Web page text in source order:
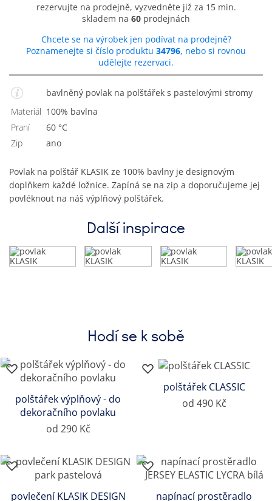
rezervujte na prodejně, vyzvedněte již za 15 min.
skladem na 60 prodejnách
Chcete se na výrobek jen podívat na prodejně?
Poznamenejte si číslo produktu 34796, nebo si rovnou
udělejte rezervaci.
bavlněný povlak na polštářek s pastelovými stromy
Materiál
100% bavlna
Praní
60 °C
Zip
Ano
Povlak na polštář KLASIK ze 100% bavlny je designovým
doplňkem každé ložnice. Zapíná se na zip a doporučujeme jej
povléknout na náš výplňový polštářek.
Další inspirace
Hodí se k sobě
polštářek výplňový - do
dekoračního povlaku
od 290 Kč
polštářek CLASSIC
od 490 Kč
povlečení KLASIK DESIGN
napínací prostěradlo